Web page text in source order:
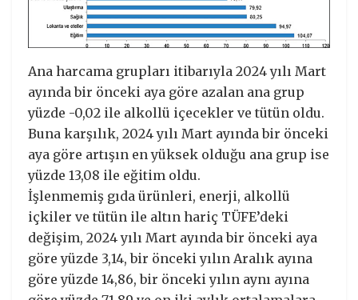
Ana harcama grupları itibarıyla 2024 yılı Mart
ayında bir önceki aya göre azalan ana grup
yüzde -0,02 ile alkollü içecekler ve tütün oldu.
Buna karşılık, 2024 yılı Mart ayında bir önceki
aya göre artışın en yüksek olduğu ana grup ise
yüzde 13,08 ile eğitim oldu.
İşlenmemiş gıda ürünleri, enerji, alkollü
içkiler ve tütün ile altın hariç TÜFE’deki
değişim, 2024 yılı Mart ayında bir önceki aya
göre yüzde 3,14, bir önceki yılın Aralık ayına
göre yüzde 14,86, bir önceki yılın aynı ayına